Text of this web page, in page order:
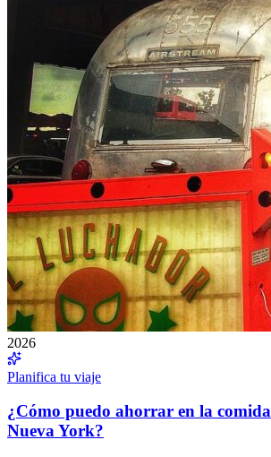
2026
Planifica tu viaje
¿Cómo puedo ahorrar en la
Nueva York?